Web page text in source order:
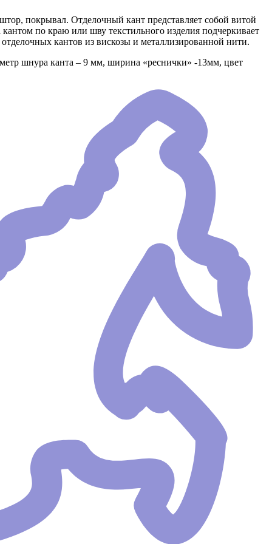
покрывал. Отделочный кант представляет собой витой
по краю или шву текстильного изделия подчеркивает
кантов из вискозы и металлизированной нити.
шнура канта – 9 мм, ширина «реснички» -13мм, цвет